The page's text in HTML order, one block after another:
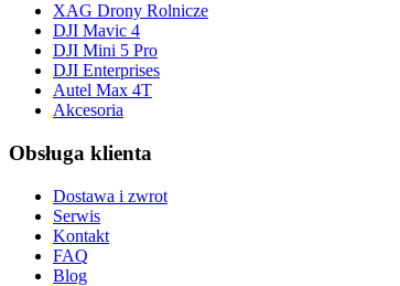
XAG Drony Rolnicze
DJI Mavic 4
DJI Mini 5 Pro
DJI Enterprises
Autel Max 4T
Akcesoria
Obsługa klienta
Dostawa i zwrot
Serwis
Kontakt
FAQ
Blog